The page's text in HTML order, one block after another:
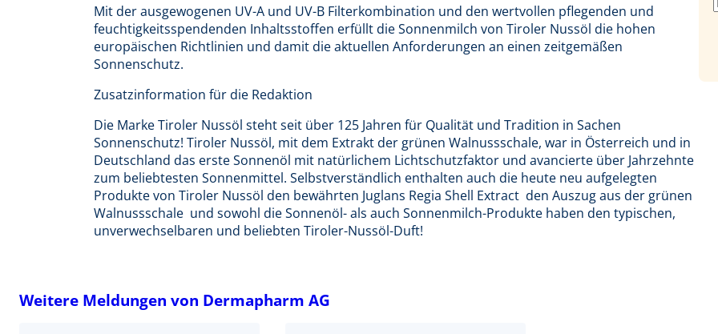
Mit der ausgewogenen UV-A und UV-B Filterkombination und den wertvollen pfle­genden und
feuchtigkeitsspendenden Inhaltsstoffen erfüllt die Sonnenmilch von Tiroler Nussöl die hohen
europäischen Richtlinien und damit die aktuellen Anforderungen an einen zeitgemäßen
Sonnenschutz.
Zusatzinformation für die Redaktion
Die Marke Tiroler Nussöl steht seit über 125 Jahren für Qualität und Tradition in Sa­chen
Sonnenschutz! Tiroler Nussöl, mit dem Extrakt der grünen Walnussschale, war in Österreich und in
Deutschland das erste Sonnenöl mit natürlichem Lichtschutz­faktor und avancierte über Jahrzehnte
zum beliebtesten Sonnenmittel. Selbstver­ständlich enthalten auch die heute neu aufgelegten
Produkte von Tiroler Nussöl den bewährten Juglans Regia Shell Extract  den Auszug aus der grünen
Walnussschale  und sowohl die Sonnenöl- als auch Sonnenmilch-Produkte haben den typischen,
unverwechselbaren und beliebten Tiroler-Nussöl-Duft!
Weitere Meldungen von Dermapharm AG